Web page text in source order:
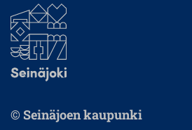
© Seinäjoen kaupunki